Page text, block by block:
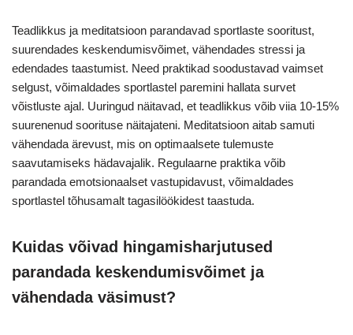
Teadlikkus ja meditatsioon parandavad sportlaste sooritust,
suurendades keskendumisvõimet, vähendades stressi ja
edendades taastumist. Need praktikad soodustavad vaimset
selgust, võimaldades sportlastel paremini hallata survet
võistluste ajal. Uuringud näitavad, et teadlikkus võib viia 10-15%
suurenenud soorituse näitajateni. Meditatsioon aitab samuti
vähendada ärevust, mis on optimaalsete tulemuste
saavutamiseks hädavajalik. Regulaarne praktika võib
parandada emotsionaalset vastupidavust, võimaldades
sportlastel tõhusamalt tagasilöökidest taastuda.
Kuidas võivad hingamisharjutused
parandada keskendumisvõimet ja
vähendada väsimust?